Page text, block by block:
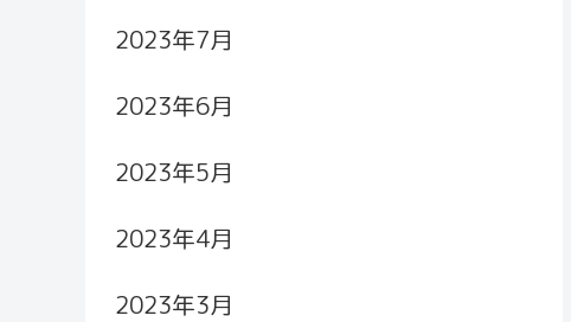
2023年7月
2023年6月
2023年5月
2023年4月
2023年3月